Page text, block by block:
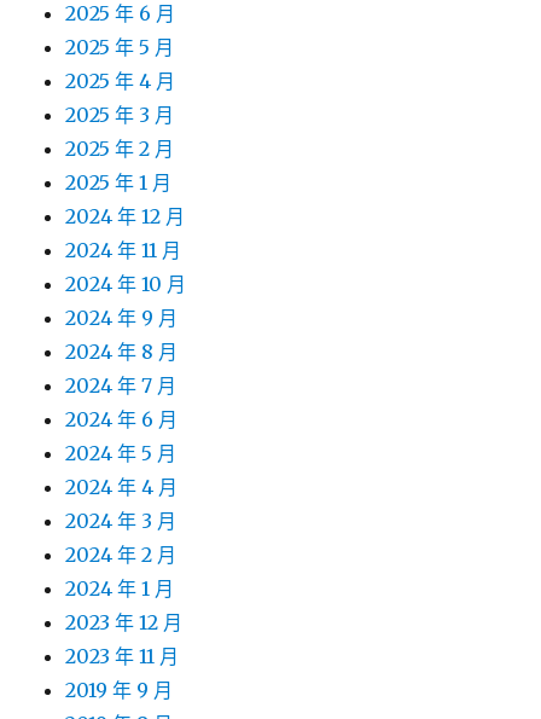
2025 年 6 月
2025 年 5 月
2025 年 4 月
2025 年 3 月
2025 年 2 月
2025 年 1 月
2024 年 12 月
2024 年 11 月
2024 年 10 月
2024 年 9 月
2024 年 8 月
2024 年 7 月
2024 年 6 月
2024 年 5 月
2024 年 4 月
2024 年 3 月
2024 年 2 月
2024 年 1 月
2023 年 12 月
2023 年 11 月
2019 年 9 月